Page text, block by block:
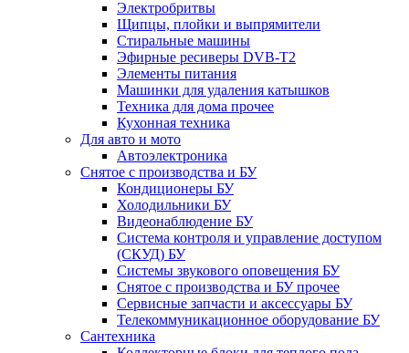
Электробритвы
Щипцы, плойки и выпрямители
Стиральные машины
Эфирные ресиверы DVB-T2
Элементы питания
Машинки для удаления катышков
Техника для дома прочее
Кухонная техника
Для авто и мото
Автоэлектроника
Снятое с производства и БУ
Кондиционеры БУ
Холодильники БУ
Видеонаблюдение БУ
Система контроля и управление доступом
(СКУД) БУ
Системы звукового оповещения БУ
Снятое с производства и БУ прочее
Сервисные запчасти и аксессуары БУ
Телекоммуникационное оборудование БУ
Сантехника